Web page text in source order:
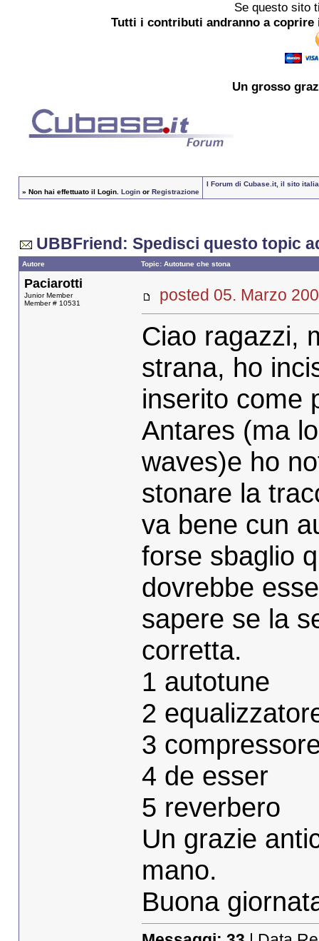
Se questo sito
Tutti i contributi andranno a
Un grosso
» Non hai effettuato il Login. Loginor Registrazione
I Forum di Cubase.it, il sito
UBBFriend: Spedisci questo topic
Autore Topic: Autotune che stona
Paciarotti
Junior Member
Member # 10531
posted 05. Marzo
Ciao ragazzi,
strana, ho
inserito come
Antares (ma
waves)e ho
stonare la
va bene cun
forse sbaglio
dovrebbe
sapere se la
corretta.
1 autotune
2
3
4 de esser
5 reverbero
Un grazie
mano.
Buona